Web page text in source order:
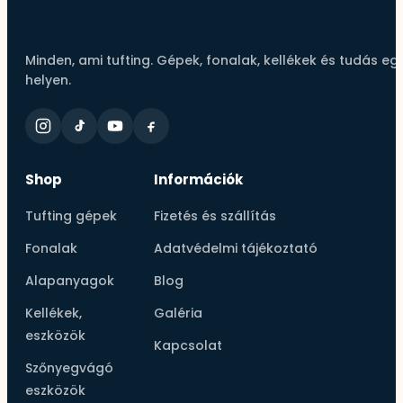
Minden, ami tufting. Gépek, fonalak, kellékek és tudás
helyen.
Shop
Tufting gépek
Fonalak
Alapanyagok
Kellékek,
eszközök
Szőnyegvágó
eszközök
Információk
Fizetés és szállítás
Adatvédelmi tájékoztató
Blog
Galéria
Kapcsolat